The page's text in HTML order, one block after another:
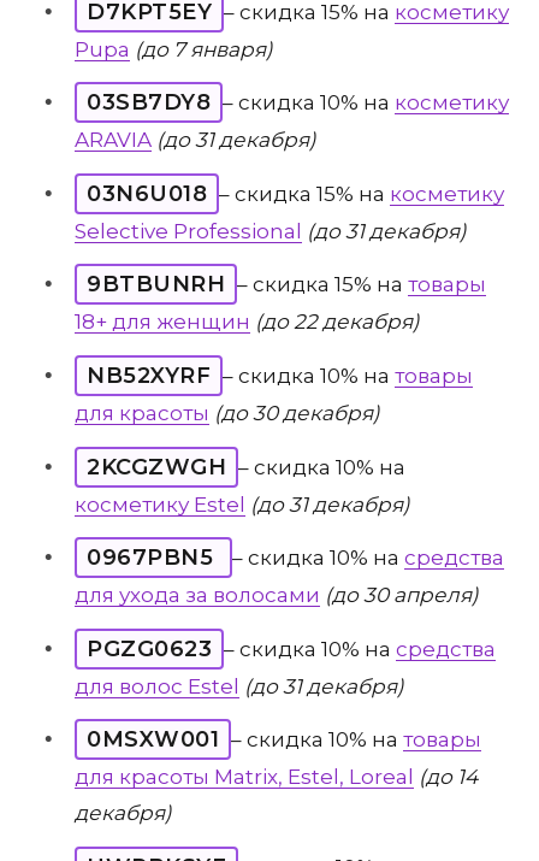
D7KPT5EY – скидка 15% на косметику
Pupa (до 7 января)
03SB7DY8 – скидка 10% на косметику
ARAVIA (до 31 декабря)
03N6U018 – скидка 15% на косметику
Selective Professional (до 31 декабря)
9BTBUNRH – скидка 15% на товары
18+ для женщин (до 22 декабря)
NB52XYRF – скидка 10% на товары
для красоты (до 30 декабря)
2KCGZWGH – скидка 10% на
косметику Estel (до 31 декабря)
0967PBN5 – скидка 10% на средства
для ухода за волосами (до 30 апреля)
PGZG0623 – скидка 10% на средства
для волос Estel (до 31 декабря)
0MSXW001 – скидка 10% на товары
для красоты Matrix, Estel, Loreal
(до 14
декабря)